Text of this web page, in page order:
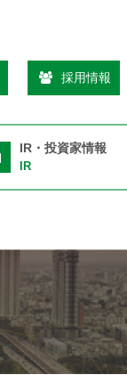
採用情報
IR・投資家情報
IR